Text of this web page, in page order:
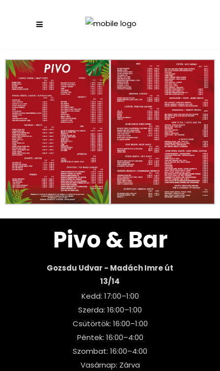
Pivo & Bar
Gozsdu Udvar - Madách Imre út
13/14
Kedd: 17:00–1:00
Szerda: 16:00–1:00
Csütörtök: 16:00–1:00
Péntek: 16:00–4:00
Szombat: 16:00–4:00
Vasárnap: Zárva